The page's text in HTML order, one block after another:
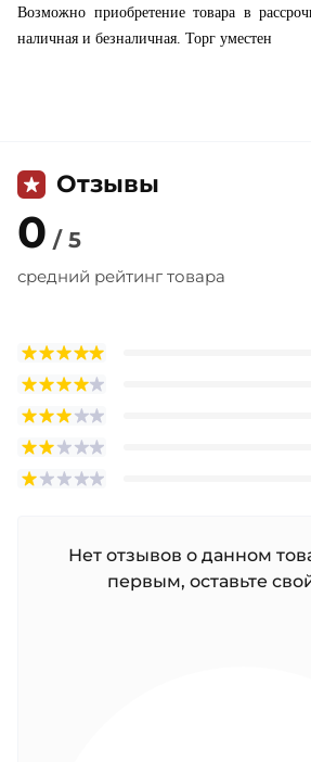
Возможно приобретение товара в
наличная и безналичная. Торг уместен
Отзывы
0 / 5
средний рейтинг товара
Нет отзывов о данном
первым, оставьте